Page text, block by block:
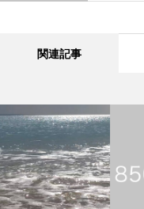
関連記事